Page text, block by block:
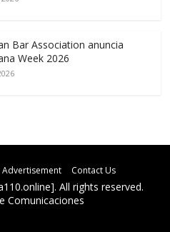
Bar Association anuncia
Week 2026
Advertisement Contact Us
All rights reserved.
Comunicaciones